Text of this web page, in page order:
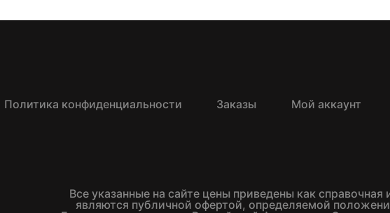
Политика конфиденциальности Заказы Мой аккаунт
Все указанные на сайте цены приведены как
являются публичной офертой, определяемой